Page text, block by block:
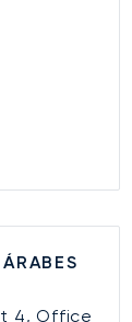
4, Office